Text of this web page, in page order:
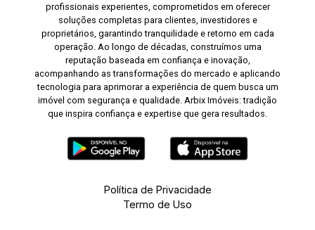
profissionais experientes, comprometidos em oferecer
soluções completas para clientes, investidores e
proprietários, garantindo tranquilidade e retorno em cada
operação. Ao longo de décadas, construímos uma
reputação baseada em confiança e inovação,
acompanhando as transformações do mercado e aplicando
tecnologia para aprimorar a experiência de quem busca um
imóvel com segurança e qualidade. Arbix Imóveis: tradição
que inspira confiança e expertise que gera resultados.
Política de Privacidade
Termo de Uso